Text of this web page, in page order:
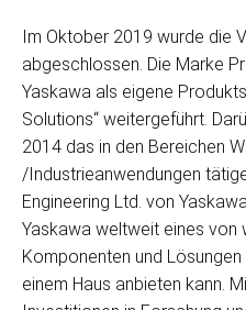
Im Oktober 2019 wurde die
abgeschlossen. Die Marke
Yaskawa als eigene
Solutions“ weitergeführt.
2014 das in den Bereichen
/Industrieanwendungen
Engineering Ltd. von
Yaskawa weltweit eines von
Komponenten und
einem Haus anbieten kann.